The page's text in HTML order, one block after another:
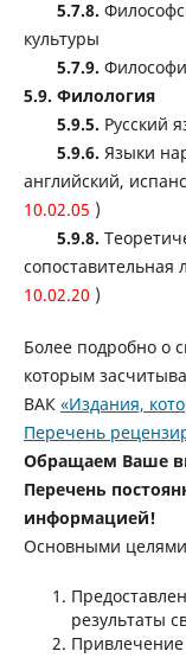
5.7.8.
культуры
5.7.9.
5.9. Филология
5.9.5. Русский
5.9.6. Языки
английский,
10.02.05 )
5.9.8.
сопоставительная
10.02.20 )
Более подробно о
которым
ВАК «Издания,
Перечень
Обращаем Ваше
Перечень
информацией!
Основными
результаты